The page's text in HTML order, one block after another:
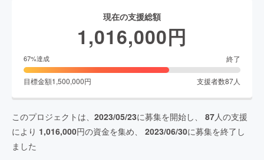
現在の支援総額
1,016,000円
67%達成 終了
目標金額1,500,000円 支援者数87人
このプロジェクトは、 2023/05/23に募集を開始し、 87人の支援
により 1,016,000円の資金を集め、 2023/06/30に募集を終了し
ました